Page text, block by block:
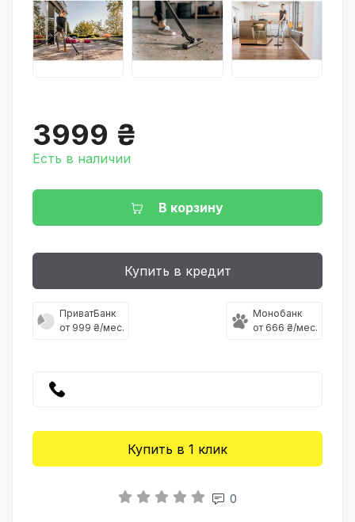
3999 ₴
Есть в наличии
В корзину
Купить в кредит
ПриватБанк
от 999 ₴/мес.
Монобанк
от 666 ₴/мес.
Купить в 1 клик
0